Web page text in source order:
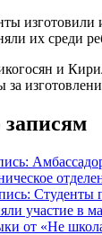
их среди
и
Студенты
участие в
от «Не